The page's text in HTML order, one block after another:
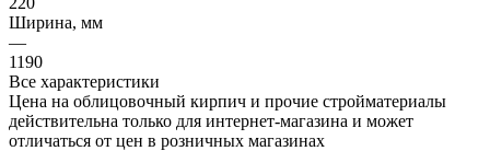
Ширина, мм
—
1190
Все характеристики
Цена на облицовочный кирпич и прочие стройматериалы
действительна только для интернет-магазина и может
отличаться от цен в розничных магазинах